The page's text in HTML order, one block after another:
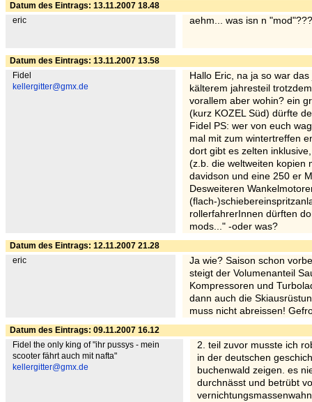
Datum des Eintrags: 13.11.2007 18.48
eric
aehm... was isn n
Datum des Eintrags: 13.11.2007 13.58
Fidel
kellergitter@gmx.de
Hallo Eric, na ja so war
kälterem jahresteil
vorallem aber wohin? ein
(kurz KOZEL Süd) dürfte
Fidel PS: wer von euch
mal mit zum wintertreffen
dort gibt es zelten
(z.b. die weltweiten kopien
davidson und eine 250 er
Desweiteren
(flach-
rollerfahrerInnen dürften
mods..." -oder was?
Datum des Eintrags: 12.11.2007 21.28
eric
Ja wie? Saison schon
steigt der Volumenanteil
Kompressoren und
dann auch die
muss nicht abreissen!
Datum des Eintrags: 09.11.2007 16.12
Fidel the only king of "ihr pussys - mein
scooter fährt auch mit nafta"
kellergitter@gmx.de
2. teil zuvor musste ich
in der deutschen
buchenwald zeigen. es
durchnässt und betrübt